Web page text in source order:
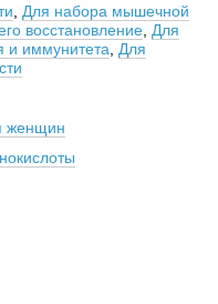
Для набора мышечной
восстановление Для
и иммунитета
Для
женщин